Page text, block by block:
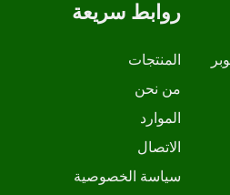
روابط سريعة
المنتجات
من نحن
الموارد
الاتصال
سياسة الخصوصية